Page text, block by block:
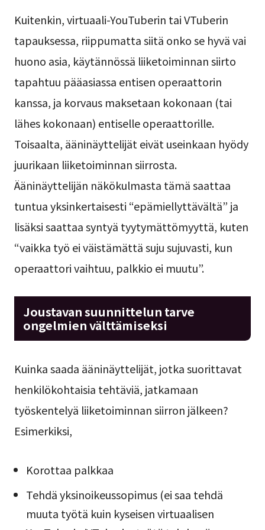
Kuitenkin, virtuaali-YouTuberin tai VTuberin
tapauksessa, riippumatta siitä onko se hyvä vai
huono asia, käytännössä liiketoiminnan siirto
tapahtuu pääasiassa entisen operaattorin
kanssa, ja korvaus maksetaan kokonaan (tai
lähes kokonaan) entiselle operaattorille.
Toisaalta, ääninäyttelijät eivät useinkaan hyödy
juurikaan liiketoiminnan siirrosta.
Ääninäyttelijän näkökulmasta tämä saattaa
tuntua yksinkertaisesti “epämiellyttävältä” ja
lisäksi saattaa syntyä tyytymättömyyttä, kuten
“vaikka työ ei väistämättä suju sujuvasti, kun
operaattori vaihtuu, palkkio ei muutu”.
Joustavan suunnittelun tarve
ongelmien välttämiseksi
Kuinka saada ääninäyttelijät, jotka suorittavat
henkilökohtaisia tehtäviä, jatkamaan
työskentelyä liiketoiminnan siirron jälkeen?
Esimerkiksi,
Korottaa palkkaa
Tehdä yksinoikeussopimus (ei saa tehdä
muuta työtä kuin kyseisen virtuaalisen